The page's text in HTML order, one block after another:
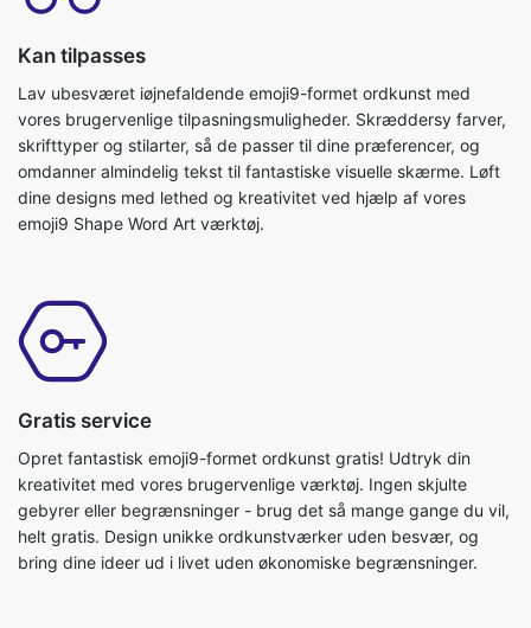
Kan tilpasses
Lav ubesværet iøjnefaldende emoji9-formet ordkunst med
vores brugervenlige tilpasningsmuligheder. Skræddersy farver,
skrifttyper og stilarter, så de passer til dine præferencer, og
omdanner almindelig tekst til fantastiske visuelle skærme. Løft
dine designs med lethed og kreativitet ved hjælp af vores
emoji9 Shape Word Art værktøj.
Gratis service
Opret fantastisk emoji9-formet ordkunst gratis! Udtryk din
kreativitet med vores brugervenlige værktøj. Ingen skjulte
gebyrer eller begrænsninger - brug det så mange gange du vil,
helt gratis. Design unikke ordkunstværker uden besvær, og
bring dine ideer ud i livet uden økonomiske begrænsninger.